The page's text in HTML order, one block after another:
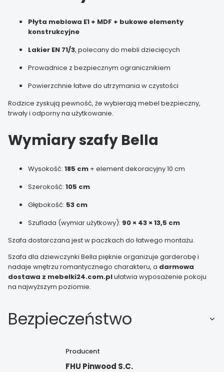
Płyta meblowa E1 + MDF + bukowe elementy
konstrukcyjne
Lakier EN 71/3, polecany do mebli dziecięcych
Prowadnice z bezpiecznym ogranicznikiem
Powierzchnie łatwe do utrzymania w czystości
Rodzice zyskują pewność, że wybierają mebel bezpieczny,
trwały i odporny na użytkowanie.
Wymiary szafy Bella
Wysokość: 185 cm + element dekoracyjny 10 cm
Szerokość: 105 cm
Głębokość: 53 cm
Szuflada (wymiar użytkowy): 90 × 43 × 13,5 cm
Szafa dostarczana jest w paczkach do łatwego montażu.
Szafa dla dziewczynki Bella pięknie organizuje garderobę i
nadaje wnętrzu romantycznego charakteru, a darmowa
dostawa z mebelki24.com.plułatwia wyposażenie pokoju
na najwyższym poziomie.
Bezpieczeństwo
Producent
FHU Pinwood S.C.